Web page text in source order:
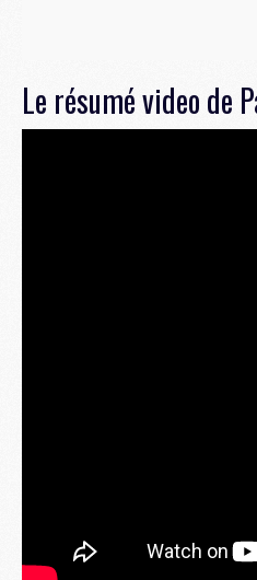
Le résumé video de